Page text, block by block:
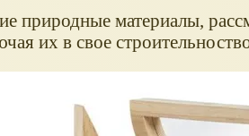
природные материалы,
их в свое